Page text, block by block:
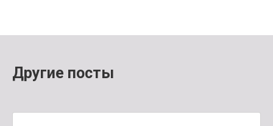
Другие посты